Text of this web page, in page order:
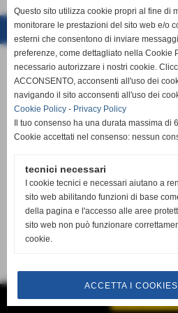
Realizzazione siti web
Questo sito utilizza cookie propri al fine di
monitorare le prestazioni del sito web e/o
esterni che consentono di inviare
preferenze, come dettagliato nella Cookie
necessario autorizzare i nostri cookie.
ACCONSENTO, acconsenti all'uso dei
navigando il sito acconsenti all'uso dei
Cookie Policy - Privacy Policy
Il tuo consenso ha una durata massima di
Cookie accettati nel consenso: nessun
tecnici necessari
I cookie tecnici e necessari aiutano a
sito web abilitando funzioni di base
della pagina e l'accesso alle aree
sito web non può funzionare
cookie.
ACCETTA I
GESTISCI IL